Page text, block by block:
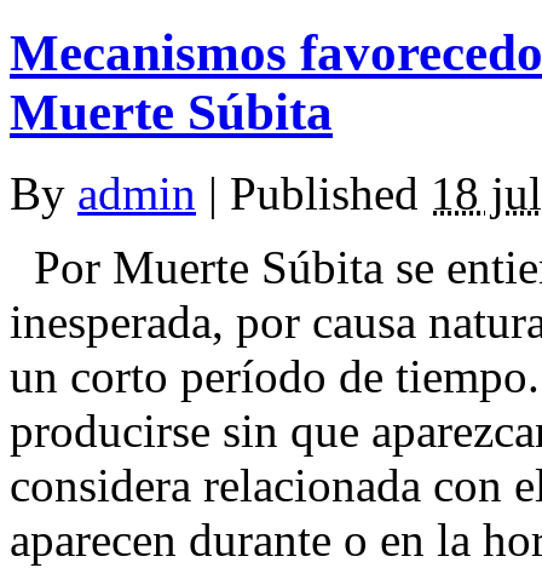
Mecanismos
Muerte Súbita
By admin | Published 18
Por Muerte Súbita se
inesperada, por causa
un corto período de
producirse sin que
considera relacionada con
aparecen durante o en la